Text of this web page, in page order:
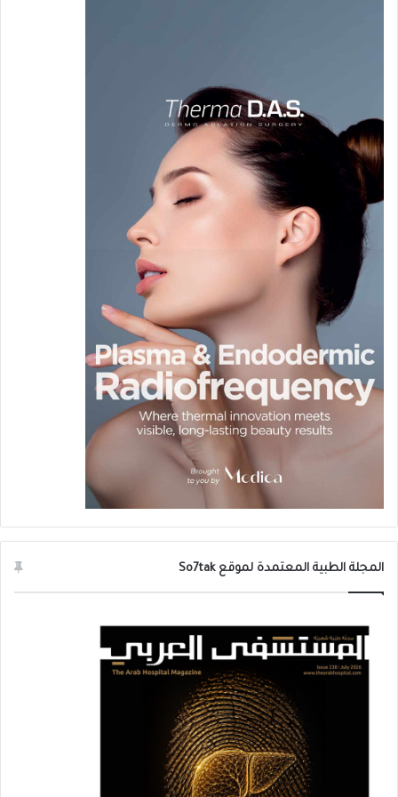
وتعرض الشعر لدرجات حرارة مرتفعة بكثافة.
الإفراط في استخدام الكيماويات وصبغات
الشعر والبدء بها في وقت مبكر والصابون غير
المناسب وغيرها من الممارسات.
كيف إذن نتفادى ظهور الشعر الأبيض؟
ممارسة الرياضة ولاسيما المشي ومن المفيد
لتأخير ظهور الشعر الأبيض المشي حافي
القدمين على الحشيش الرطب.
الإكثار من شرب العصائر الطازجة أو تناول
الفواكه والخضروات خصوصاً الجزر والخس
الإكثار من تناول الفيتامينات لاسيما فيتامين
نبتة الصبار تسهم في التخفيف من ظهور
الشعر الابيض وأفضل طريقة لاستخدامها
هي تدليك فروة الرأس بمستخلصاتها.
الإكثار من حمامات الزيت مثل زيت اللوز وزيت
جوز الهند وزيت الخروع وزيت الزيتون وغيرها
المجلة الطبية المعتمدة لموقع So7tak